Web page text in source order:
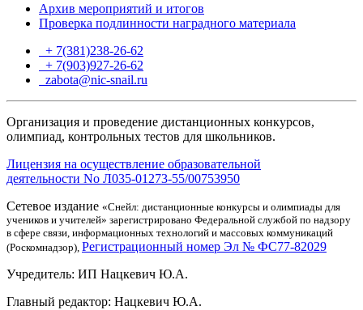
Архив мероприятий и итогов
Проверка подлинности наградного материала
+ 7(381)238-26-62
+ 7(903)927-26-62
zabota@nic-snail.ru
Организация и проведение дистанционных конкурсов,
олимпиад, контрольных тестов для школьников.
Лицензия на осуществление образовательной
деятельности No Л035-01273-55/00753950
Сетевое издание «Снейл: дистанционные конкурсы и олимпиады для
учеников и учителей» зарегистрировано Федеральной службой по надзору
в сфере связи, информационных технологий и массовых коммуникаций
(Роскомнадзор), Регистрационный номер Эл № ФС77-82029
Учредитель: ИП Нацкевич Ю.А.
Главный редактор: Нацкевич Ю.А.